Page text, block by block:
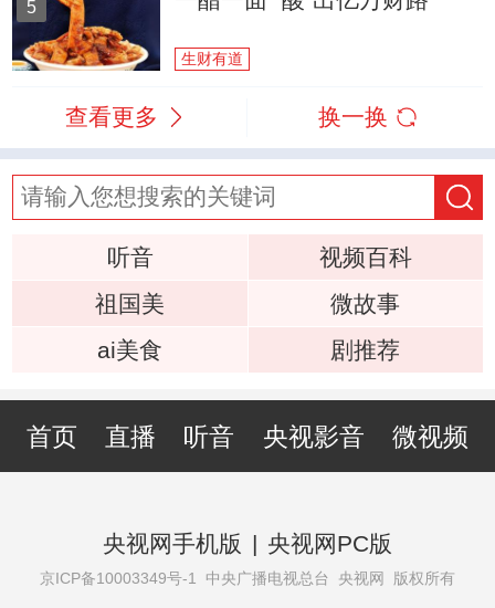
5
生财有道
查看更多 换一换
听音
视频百科
祖国美
微故事
ai美食
剧推荐
首页 直播 听音 央视影音 微视频
央视网手机版 | 央视网PC版
京ICP备10003349号-1 中央广播电视总台 央视网 版权所有